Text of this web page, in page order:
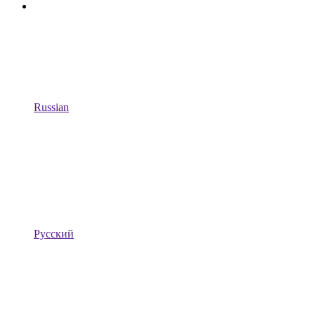
Russian
Русский